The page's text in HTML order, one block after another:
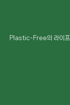
Plastic-Free의 라이프